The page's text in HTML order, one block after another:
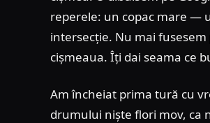
reperele: un copac mare —
intersecție. Nu mai
cișmeaua. Îți dai seama ce
Am încheiat prima tură cu
drumului niște flori mov, ca